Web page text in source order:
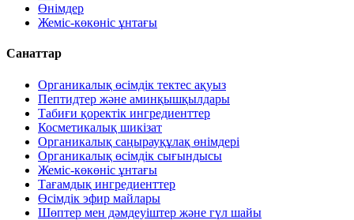
Өнімдер
Жеміс-көкөніс ұнтағы
Санаттар
Органикалық өсімдік тектес ақуыз
Пептидтер және аминқышқылдары
Табиғи қоректік ингредиенттер
Косметикалық шикізат
Органикалық саңырауқұлақ өнімдері
Органикалық өсімдік сығындысы
Жеміс-көкөніс ұнтағы
Тағамдық ингредиенттер
Өсімдік эфир майлары
Шөптер мен дәмдеуіштер және гүл шайы